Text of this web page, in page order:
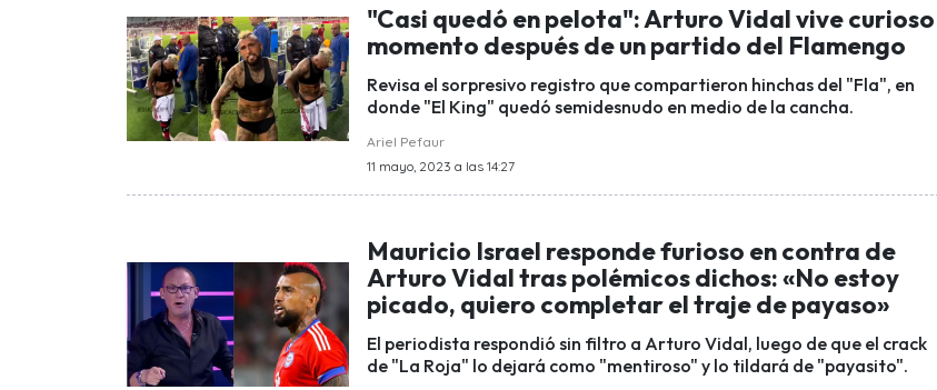
"Casi quedó en pelota": Arturo Vidal vive curioso
momento después de un partido del Flamengo
Revisa el sorpresivo registro que compartieron hinchas del "Fla", en
donde "El King" quedó semidesnudo en medio de la cancha.
Ariel Pefaur
11 mayo, 2023 a las 14:27
Mauricio Israel responde furioso en contra de
Arturo Vidal tras polémicos dichos: «No estoy
picado, quiero completar el traje de payaso»
El periodista respondió sin filtro a Arturo Vidal, luego de que el crack
de "La Roja" lo dejará como "mentiroso" y lo tildará de "payasito".